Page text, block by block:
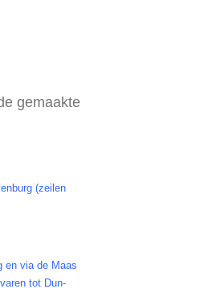
gemaakte
(zeilen
en via de Maas
tot Dun-